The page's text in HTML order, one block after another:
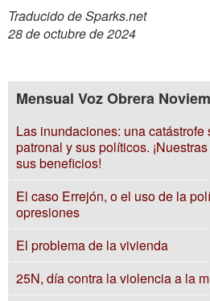
Traducido de Sparks.net
28 de octubre de 2024
Mensual Voz Obrera
Las inundaciones: una
patronal y sus políticos.
sus beneficios!
El caso Errejón, o el uso de la
opresiones
El problema de la vivienda
25N, día contra la violencia a la